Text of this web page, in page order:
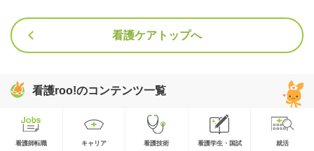
看護ケアトップへ
看護roo!のコンテンツ一覧
看護師転職 キャリア 看護技術 看護学生・国試 就活